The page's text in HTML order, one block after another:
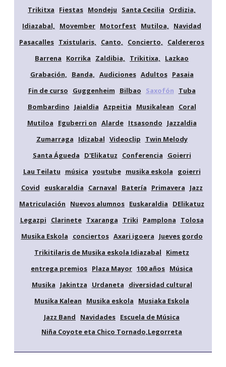
Trikitxa
Fiestas Mondeju Santa Cecilia
Ordizia,
Idiazabal,
Movember Motorfest Mutiloa,
Navidad
Pasacalles Txistularis, Canto, Concierto,
Caldereros
Barrena
Korrika Zaldibia, Trikitixa,
Lazkao
Grabación,
Banda, Audiciones Adultos Pasaia
Fin de curso
Guggenheim Bilbao Saxofón
Tuba
Bombardino
Jaialdia Azpeitia Musikalean
Coral
Mutiloa
Eguberri on Alarde Itsasondo
Jazzaldia
Zumarraga
Idizabal Videoclip
Twin Melody
Santa Águeda
D'Elikatuz Conferencia
Goierri
Lau Teilatu
música youtube musika eskola
goierri
Covid
euskaraldia Carnaval Batería Primavera
Jazz
Matriculación
Nuevos alumnos Euskaraldia
DElikatuz
Legazpi
Clarinete Txaranga Triki Pamplona
Tolosa
Musika Eskola
conciertos Axari igoera
Jueves gordo
Trikitilaris de Musika eskola Idiazabal
Kimetz
entrega premios Plaza Mayor 100 años Música
Musika
Jakintza Urdaneta
diversidad cultural
Musika Kalean
Musika eskola
Musiaka Eskola
Jazz Band
Navidades Escuela de Música
Niña Coyote eta Chico Tornado,Legorreta